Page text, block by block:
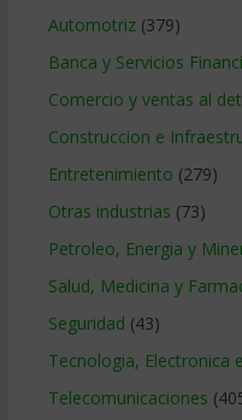
Automotriz(379)
Banca y Servicios
Comercio y ventas al
Construccion e
Entretenimiento (279)
Otras industrias (73)
Petroleo, Energia y
Salud, Medicina y
Seguridad (43)
Tecnologia, Electronica
Telecomunicaciones